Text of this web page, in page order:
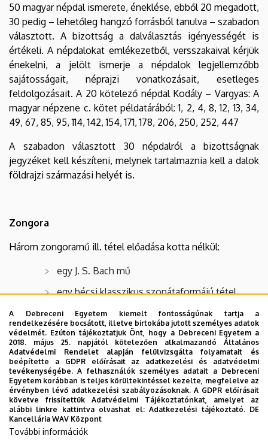
50 magyar népdal ismerete, éneklése, ebből 20 megadott,
30 pedig – lehetőleg hangzó forrásból tanulva – szabadon
választott. A bizottság a dalválasztás igényességét is
értékeli. A népdalokat emlékezetből, versszakaival kérjük
énekelni, a jelölt ismerje a népdalok legjellemzőbb
sajátosságait, néprajzi vonatkozásait, esetleges
feldolgozásait. A 20 kötelező népdal Kodály – Vargyas: A
magyar népzene c. kötet példatárából: 1, 2, 4, 8, 12, 13, 34,
49, 67, 85, 95, 114, 142, 154, 171, 178, 206, 250, 252, 447
A szabadon választott 30 népdalról a bizottságnak
jegyzéket kell készíteni, melynek tartalmaznia kell a dalok
földrajzi származási helyét is.
Zongora
Három zongoramű ill. tétel előadása kotta nélkül:
egy J. S. Bach mű
egy bécsi klasszikus szonátaformájú tétel
egy romantikus előadási darab vagy Bartók mű
Ének
Felvételi követelmény az egészséges, képezhető
énekhang. Két, különböző stíluskorszakban komponált,
különböző karakterű zongorakíséretes műdal kifejező,
előadása kotta nélkül. Zongorakíséretről a bizottság
A Debreceni Egyetem kiemelt fontosságúnak tartja a
rendelkezésére bocsátott, illetve birtokába jutott személyes adatok
védelmét. Ezúton tájékoztatjuk Önt, hogy a Debreceni Egyetem a
2018. május 25. napjától kötelezően alkalmazandó Általános
Adatvédelmi Rendelet alapján felülvizsgálta folyamatait és
beépítette a GDPR előírásait az adatkezelési és adatvédelmi
tevékenységébe. A felhasználók személyes adatait a Debreceni
Egyetem korábban is teljes körültekintéssel kezelte, megfelelve az
érvényben lévő adatkezelési szabályozásoknak. A GDPR előírásait
követve frissítettük Adatvédelmi Tájékoztatónkat, amelyet az
alábbi linkre kattintva olvashat el:Adatkezelési tájékoztató. DE
Kancellária WAV Központ
További információk